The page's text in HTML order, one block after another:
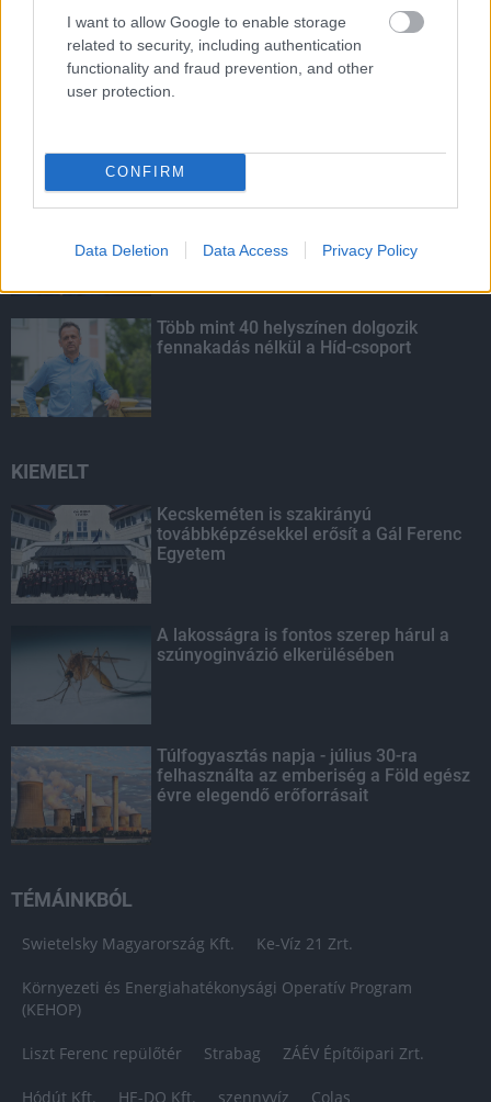
I want to allow Google to enable storage
related to security, including authentication
functionality and fraud prevention, and other
user protection.
CONFIRM
Data Deletion Data Access Privacy Policy
LEGOLVASOTTABB
A hőségben is védik a növényzetet
Parfümöt és élelmiszert rejtett a
Több mint 40 helyszínen dolgozik
fennakadás nélkül a Híd-csoport
KIEMELT
Kecskeméten is szakirányú
továbbképzésekkel erősít a Gál Ferenc
Egyetem
A lakosságra is fontos szerep hárul a
szúnyoginvázió elkerülésében
Túlfogyasztás napja - július 30-ra
felhasználta az emberiség a Föld egész
évre elegendő erőforrásait
TÉMÁINKBÓL
Swietelsky Magyarország Kft. Ke-Víz 21 Zrt.
Környezeti és Energiahatékonysági Operatív Program
(KEHOP)
Liszt Ferenc repülőtér Strabag ZÁÉV Építőipari Zrt.
Hódút Kft. HE-DO Kft. szennyvíz Colas